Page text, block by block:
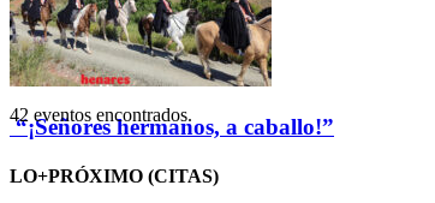
“¡Señores hermanos, a caballo!”
LO+PRÓXIMO (CITAS)
42 eventos encontrados.